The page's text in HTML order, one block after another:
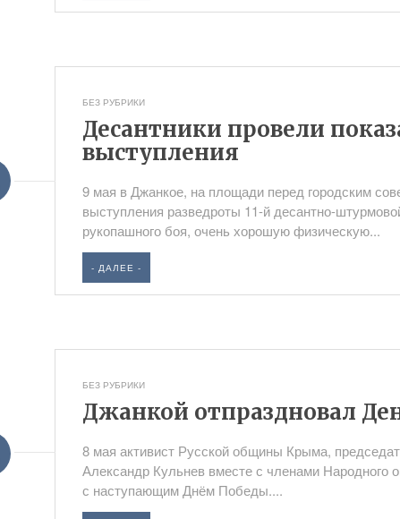
БЕЗ РУБРИКИ
Десантники провели
выступления
9 мая в Джанкое, на площади перед городским
выступления разведроты 11-й десантно-
рукопашного боя, очень хорошую физическую...
- ДАЛЕЕ -
БЕЗ РУБРИКИ
Джанкой отпраздновал
8 мая активист Русской общины Крыма,
Александр Кульнев вместе с членами Народного
с наступающим Днём Победы....